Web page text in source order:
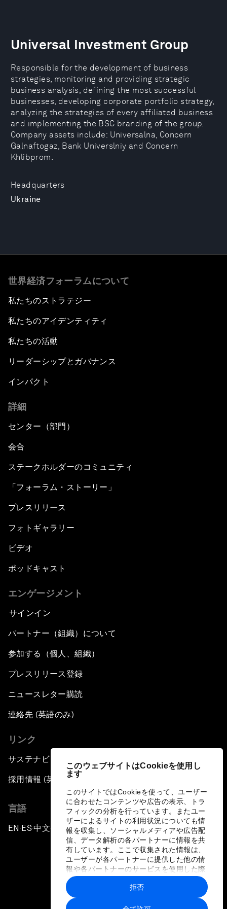
このウェブサイトはCookieを使用し
ます
このサイトではCookieを使って、ユーザー
に合わせたコンテンツや広告の表示、トラ
フィックの分析を行っています。またユー
ザーによるサイトの利用状況についても情
報を収集し、ソーシャルメディアや広告配
信、データ解析の各パートナーに情報を共
有しています。ここで収集された情報は、
ユーザーが各パートナーに提供した他の情
報や各パートナーのサービスを使用した際
に収集された情報と組み合わされ、各パー
トナーによって使用されることがありま
す。
拒否
Headquarters
Ukraine
Universal Investment Group
Responsible for the development of business
strategies, monitoring and providing strategic
business analysis, defining the most successful
businesses, developing corporate portfolio strategy,
analyzing the strategies of every affiliated business
and implementing the BSC branding of the group.
Company assets include: Universalna, Concern
Galnaftogaz, Bank Universlniy and Concern
Khlibprom.
世界経済フォーラムについて
私たちのストラテジー
私たちのアイデンティティ
私たちの活動
リーダーシップとガバナンス
インパクト
詳細
センター（部門）
会合
ステークホルダーのコミュニティ
「フォーラム・ストーリー」
プレスリリース
フォトギャラリー
ビデオ
ポッドキャスト
エンゲージメント
サインイン
パートナー（組織）について
参加する（個人、組織）
プレスリリース登録
ニュースレター購読
連絡先 (英語のみ)
リンク
サステナビリティへの取り組み
採用情報 (英語のみ)
言語
EN ▪ES▪中文▪ 日本語
プライバシーポリシーと利用規約